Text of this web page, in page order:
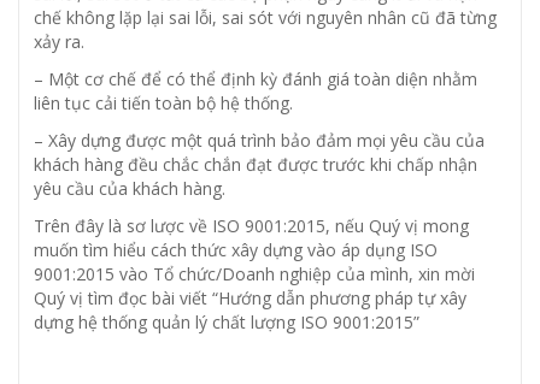
chế không lặp lại sai lỗi, sai sót với nguyên nhân cũ đã từng
xảy ra.
– Một cơ chế để có thể định kỳ đánh giá toàn diện nhằm
liên tục cải tiến toàn bộ hệ thống.
– Xây dựng được một quá trình bảo đảm mọi yêu cầu của
khách hàng đều chắc chắn đạt được trước khi chấp nhận
yêu cầu của khách hàng.
Trên đây là sơ lược về ISO 9001:2015, nếu Quý vị mong
muốn tìm hiểu cách thức xây dựng vào áp dụng ISO
9001:2015 vào Tổ chức/Doanh nghiệp của mình, xin mời
Quý vị tìm đọc bài viết “Hướng dẫn phương pháp tự xây
dựng hệ thống quản lý chất lượng ISO 9001:2015”